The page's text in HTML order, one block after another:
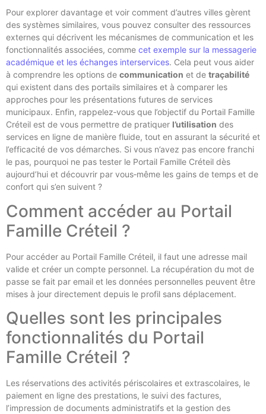
Pour explorer davantage et voir comment d’autres villes gèrent
des systèmes similaires, vous pouvez consulter des ressources
externes qui décrivent les mécanismes de communication et les
fonctionnalités associées, comme cet exemple sur la messagerie
académique et les échanges interservices. Cela peut vous aider
à comprendre les options de communication et de traçabilité
qui existent dans des portails similaires et à comparer les
approches pour les présentations futures de services
municipaux. Enfin, rappelez‑vous que l’objectif du Portail Famille
Créteil est de vous permettre de pratiquer l’utilisation des
services en ligne de manière fluide, tout en assurant la sécurité et
l’efficacité de vos démarches. Si vous n’avez pas encore franchi
le pas, pourquoi ne pas tester le Portail Famille Créteil dès
aujourd’hui et découvrir par vous‑même les gains de temps et de
confort qui s’en suivent ?
Comment accéder au Portail
Famille Créteil ?
Pour accéder au Portail Famille Créteil, il faut une adresse mail
valide et créer un compte personnel. La récupération du mot de
passe se fait par email et les données personnelles peuvent être
mises à jour directement depuis le profil sans déplacement.
Quelles sont les principales
fonctionnalités du Portail
Famille Créteil ?
Les réservations des activités périscolaires et extrascolaires, le
paiement en ligne des prestations, le suivi des factures,
l’impression de documents administratifs et la gestion des